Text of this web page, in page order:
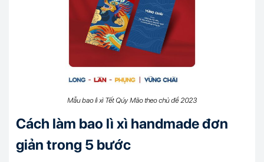
Mẫu bao lì xì Tết Qúy Mão theo chủ đề 2023
Cách làm bao lì xì handmade đơn
giản trong 5 bước